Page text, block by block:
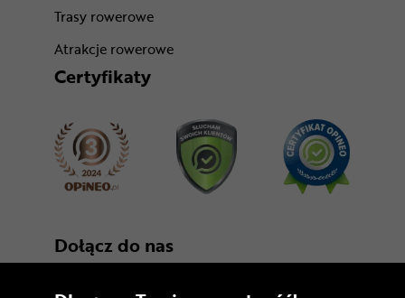
Trasy rowerowe
Atrakcje rowerowe
Certyfikaty
Dołącz do nas